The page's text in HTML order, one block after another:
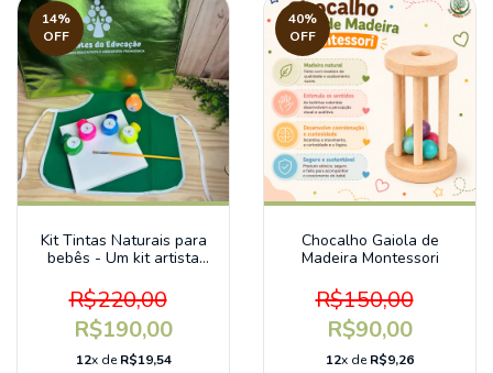
14%
OFF
Kit Tintas Naturais para
bebês - Um kit artista
R$220,00
R$190,00
12x deR$19,54
40%
OFF
Chocalho Gaiola de
Madeira Montessori
R$150,00
R$90,00
12x deR$9,26